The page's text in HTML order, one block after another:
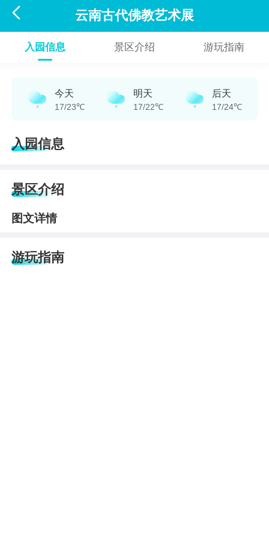
 云南古代佛教艺术展
入园信息 景区介绍 游玩指南
今天
17/23℃
明天
17/22℃
后天
17/24℃
入园信息
景区介绍
图文详情
游玩指南